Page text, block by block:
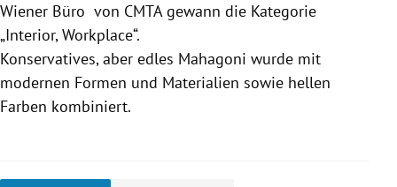
Wiener Büro von CMTA gewann die Kategorie
„Interior, Workplace“.
Konservatives, aber edles Mahagoni wurde mit
modernen Formen und Materialien sowie hellen
Farben kombiniert.